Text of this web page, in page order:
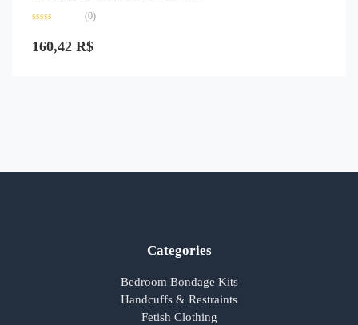
0
de
(0)
160,42 R$
Categories
Bedroom Bondage Kits
Handcuffs & Restraints
Fetish Clothing